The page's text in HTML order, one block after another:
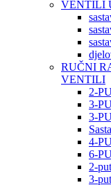
VENTILI
RUČNI
VENTILI
2-
3-
3-
4-
6-
2-
3-